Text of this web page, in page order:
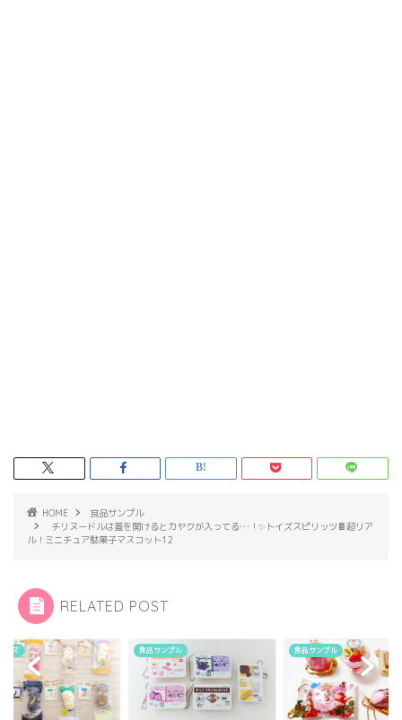
HOME
食品サンプル
チリヌードルは蓋を開けるとカヤクが入ってる…！✨トイズスピリッツ🍫超リア
ル！ミニチュア駄菓子マスコット12
RELATED POST
ーズ 食品サンプル 食品サンプル